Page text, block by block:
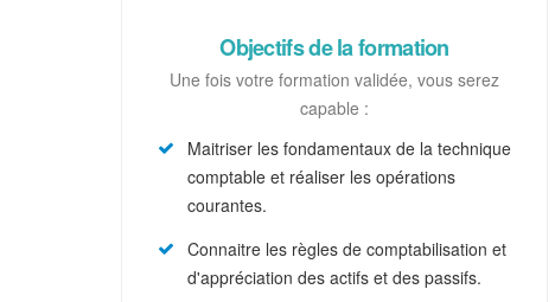
Objectifs de la formation
Une fois votre formation validée, vous serez
capable :
Maitriser les fondamentaux de la technique
comptable et réaliser les opérations
courantes.
Connaitre les règles de comptabilisation et
d'appréciation des actifs et des passifs.